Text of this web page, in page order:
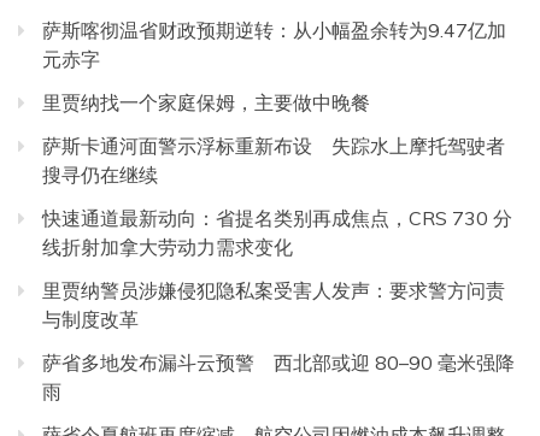
萨斯喀彻温省财政预期逆转：从小幅盈余转为9.47亿加
元赤字
里贾纳找一个家庭保姆，主要做中晚餐
萨斯卡通河面警示浮标重新布设 失踪水上摩托驾驶者
搜寻仍在继续
快速通道最新动向：省提名类别再成焦点，CRS 730 分
线折射加拿大劳动力需求变化
里贾纳警员涉嫌侵犯隐私案受害人发声：要求警方问责
与制度改革
萨省多地发布漏斗云预警 西北部或迎 80–90 毫米强降
雨